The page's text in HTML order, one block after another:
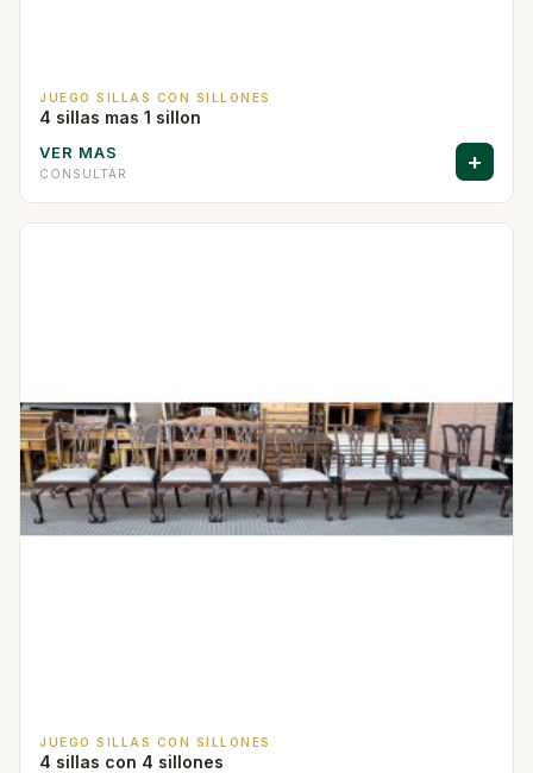
JUEGO SILLAS CON SILLONES
4 sillas mas 1 sillon
VER MAS
CONSULTAR +
JUEGO SILLAS CON SILLONES
4 sillas con 4 sillones